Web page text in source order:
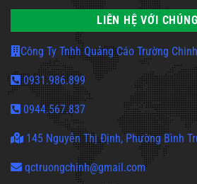
LIÊN HỆ VỚI
Công Ty Tnhh Quảng Cáo Trường Chinh
0931.986.899
0944.567.837
145 Nguyễn Thị Định, Phường Bình
qctruongchinh@gmail.com